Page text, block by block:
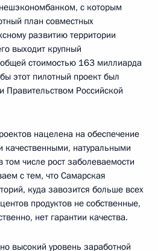
с которым
план совместных
развитию территории
выходит крупный
стоимостью 163 миллиарда
этот пилотный проект был
Правительством Российской
нацелена на обеспечение
качественными, натуральными
том числе рост заболеваемости
с тем, что Самарская
куда завозится больше всех
продуктов не собственные,
нет гарантии качества.
высокий уровень заработной